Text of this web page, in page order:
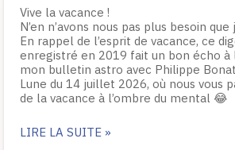
Vive la vacance !
N’en n’avons nous pas plus besoin que
En rappel de l’esprit de vacance, ce
enregistré en 2019 fait un bon écho à
mon bulletin astro avec Philippe
Lune du 14 juillet 2026, où nous vous
de la vacance à l’ombre du mental 😂
LIRE LA SUITE »